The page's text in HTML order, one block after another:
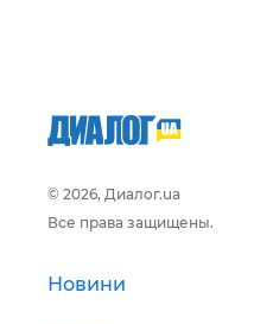
© 2026, Диалог.ua
Все права защищены.
Новини